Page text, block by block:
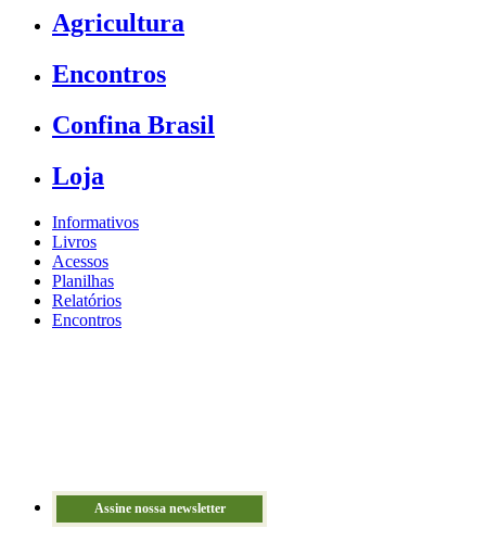
Agricultura
Encontros
Confina Brasil
Loja
Informativos
Livros
Acessos
Planilhas
Relatórios
Encontros
Assine nossa newsletter